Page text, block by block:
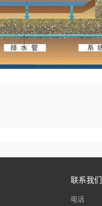
联系我们
电话